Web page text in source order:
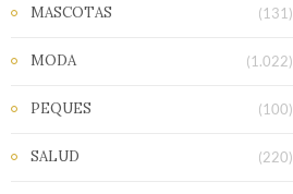
MASCOTAS (131)
MODA (1.022)
PEQUES (100)
SALUD (220)